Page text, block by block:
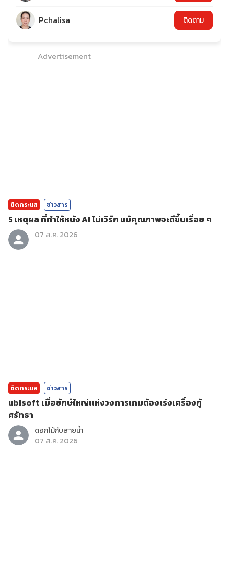
Pchalisa ติดตาม
Advertisement
ติดกระแส ข่าวสาร
5 เหตุผล ที่ทำให้หนัง AI ไม่เวิร์ก แม้คุณภาพจะดีขึ้นเรื่อย ๆ
07 ส.ค. 2026
ติดกระแส ข่าวสาร
ubisoft เมื่อยักษ์ใหญ่แห่งวงการเกมต้องเร่งเครื่องกู้
ศรัทธา
ดอกไม้กับสายน้ำ
07 ส.ค. 2026